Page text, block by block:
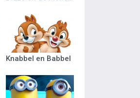
Knabbel en Babbel